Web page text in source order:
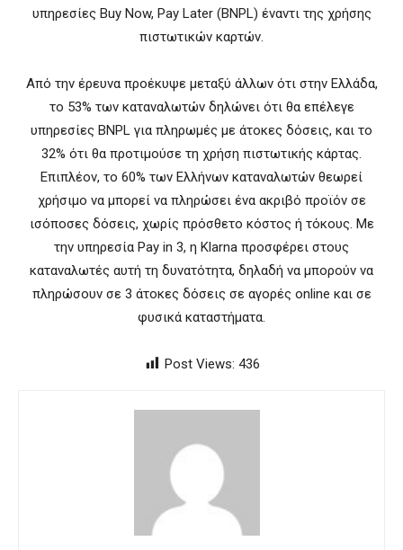
υπηρεσίες Buy Now, Pay Later (BNPL) έναντι της χρήσης
πιστωτικών καρτών.
Aπό την έρευνα προέκυψε μεταξύ άλλων ότι στην Ελλάδα,
το 53% των καταναλωτών δηλώνει ότι θα επέλεγε
υπηρεσίες BNPL για πληρωμές με άτοκες δόσεις, και το
32% ότι θα προτιμούσε τη χρήση πιστωτικής κάρτας.
Επιπλέον, το 60% των Ελλήνων καταναλωτών θεωρεί
χρήσιμο να μπορεί να πληρώσει ένα ακριβό προϊόν σε
ισόποσες δόσεις, χωρίς πρόσθετο κόστος ή τόκους. Με
την υπηρεσία Pay in 3, η Klarna προσφέρει στους
καταναλωτές αυτή τη δυνατότητα, δηλαδή να μπορούν να
πληρώσουν σε 3 άτοκες δόσεις σε αγορές online και σε
φυσικά καταστήματα.
Post Views: 436